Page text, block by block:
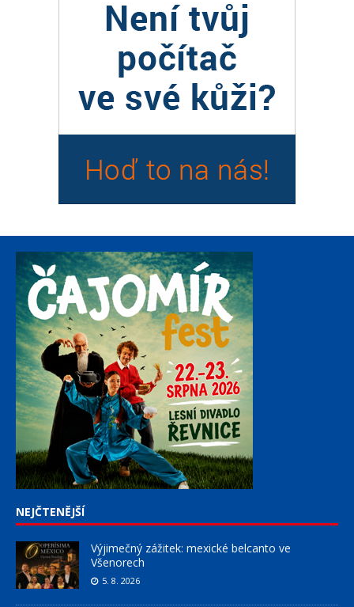
NEJČTENĚJŠÍ
Výjimečný zážitek: mexické belcanto ve
Všenorech
5. 8. 2026